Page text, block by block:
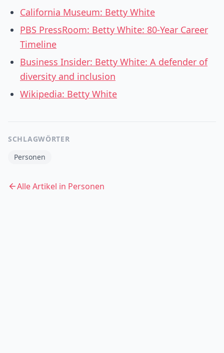
California Museum: Betty White
PBS PressRoom: Betty White: 80-Year Career
Timeline
Business Insider: Betty White: A defender of
diversity and inclusion
Wikipedia: Betty White
SCHLAGWÖRTER
Personen
Alle Artikel in Personen